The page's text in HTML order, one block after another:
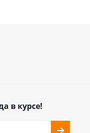
в курсе!